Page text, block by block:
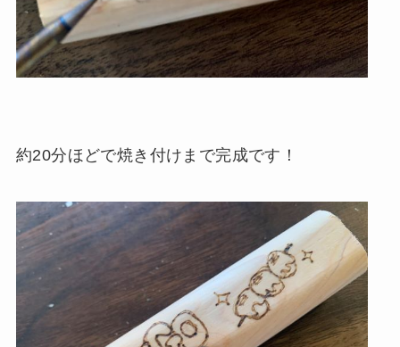
約20分ほどで焼き付けまで完成です！